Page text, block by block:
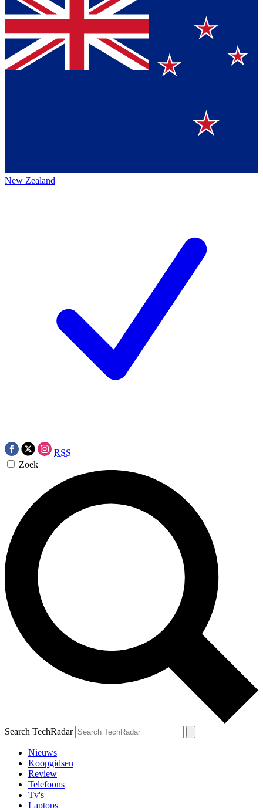
New Zealand
RSS
Zoek
Search TechRadar
Nieuws
Koopgidsen
Review
Telefoons
Tv's
Laptops